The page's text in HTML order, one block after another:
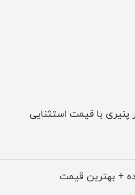
پنیری با قیمت استثنایی
+ بهترین قیمت